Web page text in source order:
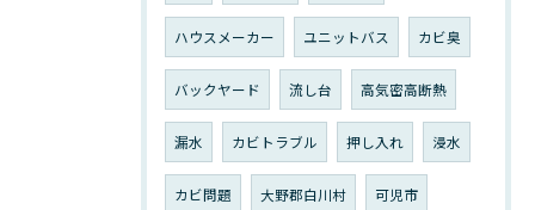
ハウスメーカー ユニットバス カビ臭
バックヤード 流し台 高気密高断熱
漏水 カビトラブル 押し入れ 浸水
カビ問題 大野郡白川村 可児市